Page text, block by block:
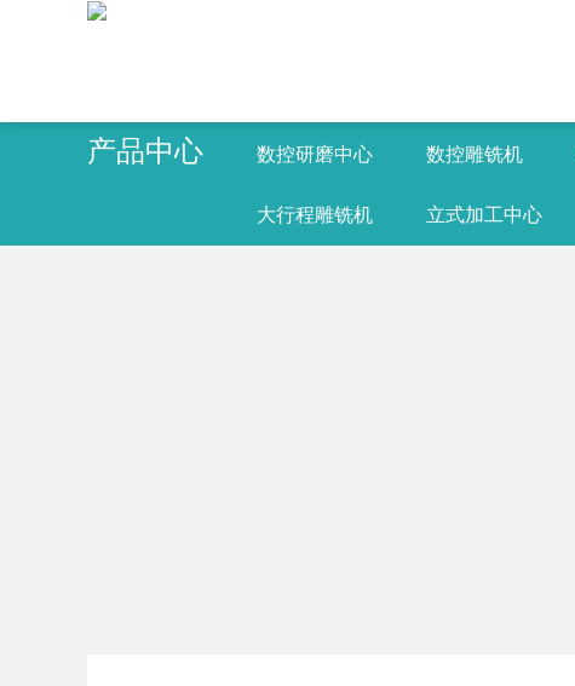
产品中心 数控研磨中心 数控雕铣机
大行程雕铣机 立式加工中心